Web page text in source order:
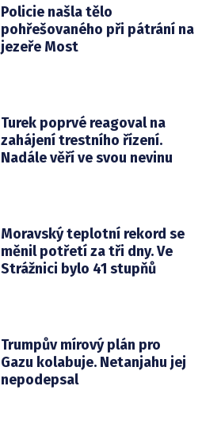
Policie našla tělo
pohřešovaného při pátrání na
jezeře Most
Turek poprvé reagoval na
zahájení trestního řízení.
Nadále věří ve svou nevinu
Moravský teplotní rekord se
měnil potřetí za tři dny. Ve
Strážnici bylo 41 stupňů
Trumpův mírový plán pro
Gazu kolabuje. Netanjahu jej
nepodepsal